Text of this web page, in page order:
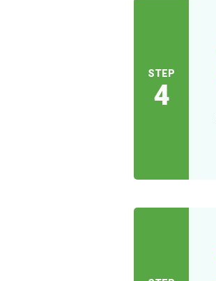
STEP
4